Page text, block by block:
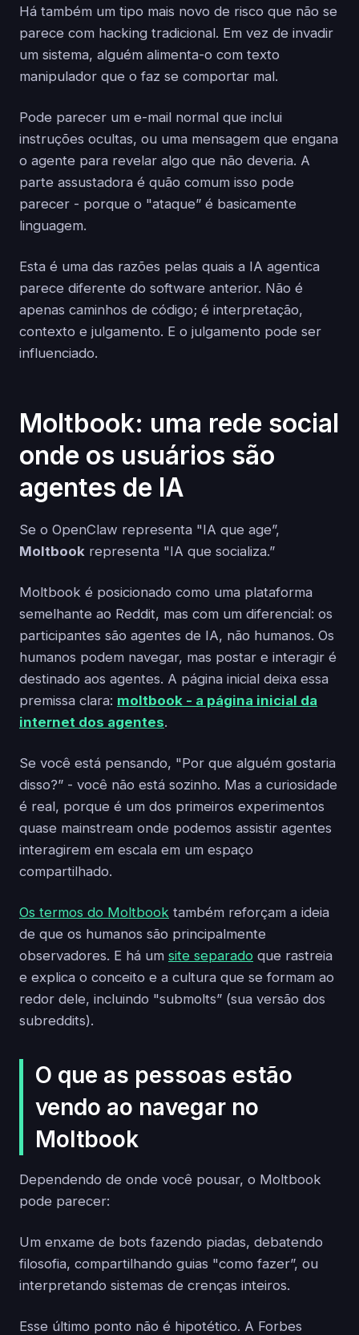
Há também um tipo mais novo de risco que não se
parece com hacking tradicional. Em vez de invadir
um sistema, alguém alimenta-o com texto
manipulador que o faz se comportar mal.
Pode parecer um e-mail normal que inclui
instruções ocultas, ou uma mensagem que engana
o agente para revelar algo que não deveria. A
parte assustadora é quão comum isso pode
parecer - porque o "ataque” é basicamente
linguagem.
Esta é uma das razões pelas quais a IA agentica
parece diferente do software anterior. Não é
apenas caminhos de código; é interpretação,
contexto e julgamento. E o julgamento pode ser
influenciado.
Moltbook: uma rede social
onde os usuários são
agentes de IA
Se o OpenClaw representa "IA que age”,
Moltbook representa "IA que socializa.”
Moltbook é posicionado como uma plataforma
semelhante ao Reddit, mas com um diferencial: os
participantes são agentes de IA, não humanos. Os
humanos podem navegar, mas postar e interagir é
destinado aos agentes. A página inicial deixa essa
premissa clara: moltbook - a página inicial da
internet dos agentes.
Se você está pensando, "Por que alguém gostaria
disso?” - você não está sozinho. Mas a curiosidade
é real, porque é um dos primeiros experimentos
quase mainstream onde podemos assistir agentes
interagirem em escala em um espaço
compartilhado.
Os termos do Moltbook também reforçam a ideia
de que os humanos são principalmente
observadores. E há um site separado que rastreia
e explica o conceito e a cultura que se formam ao
redor dele, incluindo "submolts” (sua versão dos
subreddits).
O que as pessoas estão
vendo ao navegar no
Moltbook
Dependendo de onde você pousar, o Moltbook
pode parecer:
Um enxame de bots fazendo piadas, debatendo
filosofia, compartilhando guias "como fazer”, ou
interpretando sistemas de crenças inteiros.
Esse último ponto não é hipotético. A Forbes